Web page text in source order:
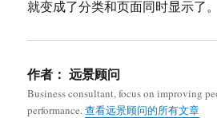
就变成了分类和页面同时显示了。
作者： 远景顾问
Business consultant, focus on improving
performance.查看远景顾问的所有文章